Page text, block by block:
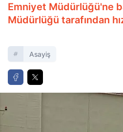
Emniyet Müdürlüğü'ne
Müdürlüğü tarafından
Asayiş